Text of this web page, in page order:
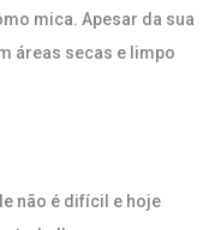
mica. Apesar da sua
áreas secas e limpo
não é difícil e hoje